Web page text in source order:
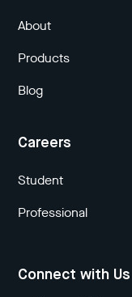
About
Products
Blog
Careers
Student
Professional
Connect with Us